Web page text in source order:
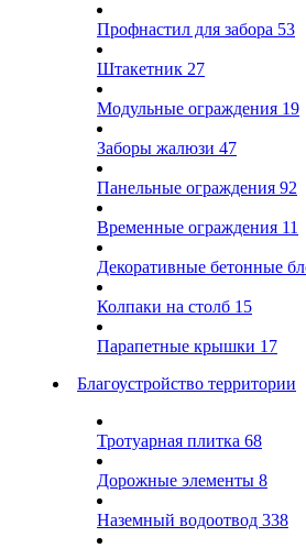
Профнастил для забора 53
Штакетник 27
Модульные ограждения 19
Заборы жалюзи 47
Панельные ограждения 92
Временные ограждения 11
Декоративные бетонные
Колпаки на столб 15
Парапетные крышки 17
Благоустройство территории
Тротуарная плитка 68
Дорожные элементы 8
Наземный водоотвод 338